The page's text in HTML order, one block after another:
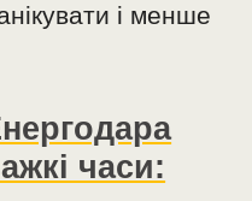
і менше
часи: